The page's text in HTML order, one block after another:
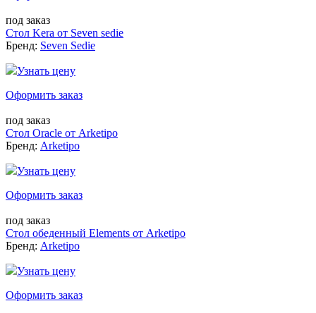
под заказ
Стол Kera от Seven sedie
Бренд: Seven Sedie
Узнать цену
Оформить заказ
под заказ
Стол Oracle от Arketipo
Бренд: Arketipo
Узнать цену
Оформить заказ
под заказ
Стол обеденный Elements от Arketipo
Бренд: Arketipo
Узнать цену
Оформить заказ